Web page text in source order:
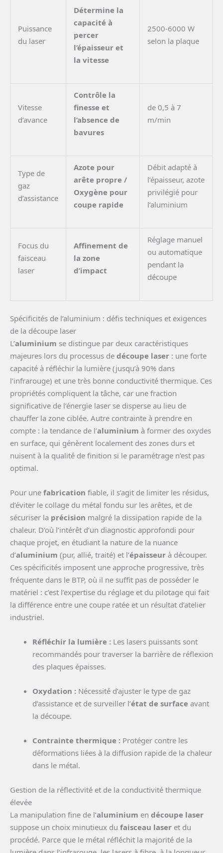
Puissance
du laser
Détermine la
capacité à
percer
l’épaisseur et
la vitesse
2500-6000 W
selon la plaque
Vitesse
d’avance
Contrôle la
finesse et
l’absence de
bavures
de 0,5 à 7
m/min
Type de
gaz
d’assistance
Azote pour
arête propre /
Oxygène pour
coupe rapide
Débit adapté à
l’épaisseur, azote
privilégié pour
l’aluminium
Focus du
faisceau
laser
Affinement de
la zone
d’impact
Réglage manuel
ou automatique
pendant la
découpe
Spécificités de l’aluminium : défis techniques et exigences
de la découpe laser
L’aluminium se distingue par deux caractéristiques
majeures lors du processus de découpe laser : une forte
capacité à réfléchir la lumière (jusqu’à 90% dans
l’infrarouge) et une très bonne conductivité thermique. Ces
propriétés compliquent la tâche, car une fraction
significative de l’énergie laser se disperse au lieu de
chauffer la zone ciblée. Autre contrainte à prendre en
compte : la tendance de l’aluminium à former des oxydes
en surface, qui génèrent localement des zones durs et
nuisent à la qualité de finition si le paramétrage n’est pas
optimal.
Pour une fabrication fiable, il s’agit de limiter les résidus,
d’éviter le collage du métal fondu sur les arêtes, et de
sécuriser la précision malgré la dissipation rapide de la
chaleur. D’où l’intérêt d’un diagnostic approfondi pour
chaque projet, en étudiant la nature de la nuance
d’aluminium (pur, allié, traité) et l’épaisseur à découper.
Ces spécificités imposent une approche progressive, très
fréquente dans le BTP, où il ne suffit pas de posséder le
matériel : c’est l’expertise du réglage et du pilotage qui fait
la différence entre une coupe ratée et un résultat d’atelier
industriel.
Réfléchir la lumière : Les lasers puissants sont
recommandés pour traverser la barrière de réflexion
des plaques épaisses.
Oxydation : Nécessité d’ajuster le type de gaz
d’assistance et de surveiller l’état de surface avant
la découpe.
Contrainte thermique : Protéger contre les
déformations liées à la diffusion rapide de la chaleur
dans le métal.
Gestion de la réflectivité et de la conductivité thermique
élevée
La manipulation fine de l’aluminium en découpe laser
suppose un choix minutieux du faisceau laser et du
procédé. Parce que le métal réfléchit la majorité de la